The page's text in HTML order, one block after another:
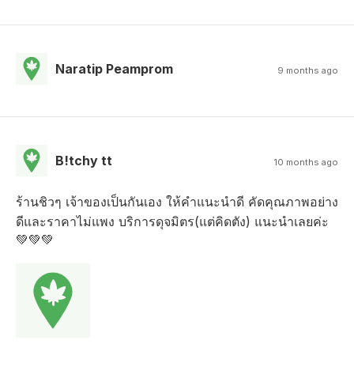
Naratip Peamprom 9 months ago
B!tchy tt 10 months ago
ร้านชิวๆ เจ้าของเป็นกันเอง ให้คำแนะนำดี คัดคุณภาพอย่าง
ดีและราคาไม่แพง บริการดุจมิตร(แต่คิดตัง) แนะนำเลยค่ะ
💚💚💚